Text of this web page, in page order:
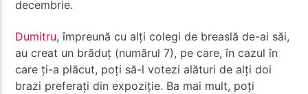
decembrie.
Dumitru, împreună cu alți colegi de breaslă de-ai săi,
au creat un brăduț (numărul 7), pe care, în cazul în
care ți-a plăcut, poți să-l votezi alături de alți doi
brazi preferați din expoziție. Ba mai mult, poți